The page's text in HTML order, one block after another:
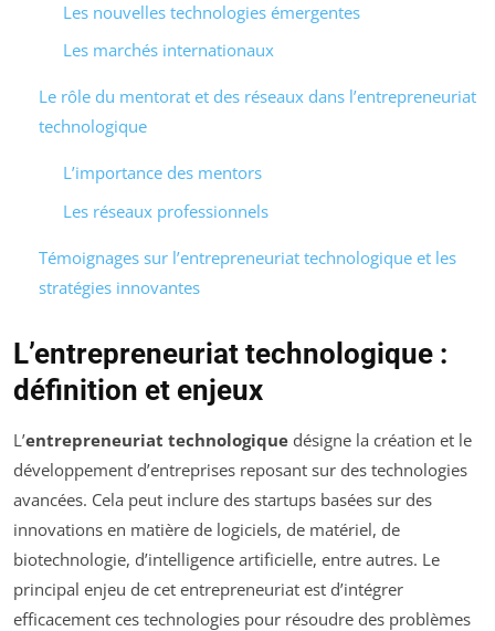
Les nouvelles technologies émergentes
Les marchés internationaux
Le rôle du mentorat et des réseaux dans l’entrepreneuriat
technologique
L’importance des mentors
Les réseaux professionnels
Témoignages sur l’entrepreneuriat technologique et les
stratégies innovantes
L’entrepreneuriat technologique :
définition et enjeux
L’entrepreneuriat technologique désigne la création et le
développement d’entreprises reposant sur des technologies
avancées. Cela peut inclure des startups basées sur des
innovations en matière de logiciels, de matériel, de
biotechnologie, d’intelligence artificielle, entre autres. Le
principal enjeu de cet entrepreneuriat est d’intégrer
efficacement ces technologies pour résoudre des problèmes